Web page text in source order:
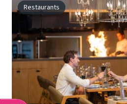
Restaurants